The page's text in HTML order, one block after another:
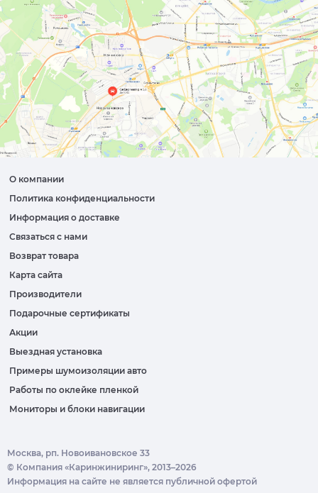
О компании
Политика конфиденциальности
Информация о доставке
Связаться с нами
Возврат товара
Карта сайта
Производители
Подарочные сертификаты
Акции
Выездная установка
Примеры шумоизоляции авто
Работы по оклейке пленкой
Мониторы и блоки навигации
© Компания «Каринжиниринг», 2013–2026
Москва, рп. Новоивановское 33
Информация на сайте не является публичной офертой